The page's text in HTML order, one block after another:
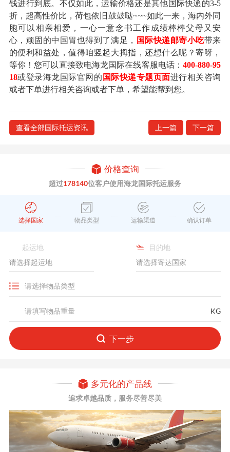
钱进行到底。不仅如此，运输价格还是其他国际快递的3-5
折，超高性价比，荷包依旧鼓鼓哒~~~如此一来，海内外同
胞可以相亲相爱，一心一意念书工作成绩棒棒父母又安
心，顽固的中国胃也得到了满足，
国际快递邮寄小吃带来
的便利和益处，值得咱竖起大拇指，还想什么呢？寄呀，
等你！您可以直接致电海龙国际在线客服电话：400-880-95
18或登录海龙国际官网的 国际快递专题页面进行相关咨询
或者下单进行相关咨询或者下单，希望能帮到您。
查看全部国际托运资讯 上一篇 下一篇
价格查询
超过178140位客户使用海龙国际托运服务
选择国家 物品类型 运输渠道 确认订单
起运地 目的地
KG
下一步
多元化的产品线
追求卓越品质，服务尽善尽美